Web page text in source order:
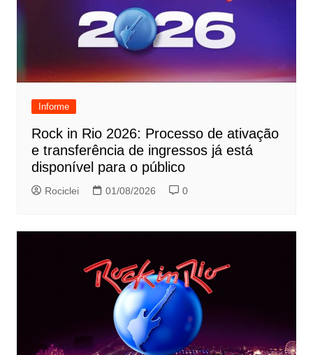
Informe
Rock in Rio 2026: Processo de ativação
e transferência de ingressos já está
disponível para o público
Rociclei 01/08/2026 0